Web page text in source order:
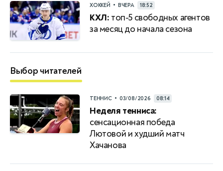
ХОККЕЙ • ВЧЕРА 18:52
КХЛ: топ-5 свободных агентов
за месяц до начала сезона
Выбор читателей
ТЕННИС • 03/08/2026 08:14
Неделя тенниса:
сенсационная победа
Лютовой и худший матч
Хачанова